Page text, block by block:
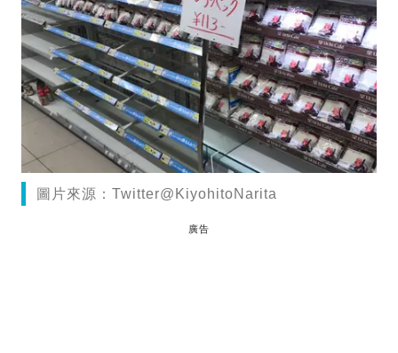
圖片來源：Twitter@KiyohitoNarita
廣告